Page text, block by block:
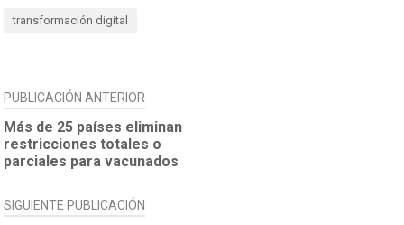
transformación digital
NAVEGACIÓN
DE
ENTRADAS
PUBLICACIÓN ANTERIOR
Más de 25 países eliminan
restricciones totales o
parciales para vacunados
SIGUIENTE PUBLICACIÓN